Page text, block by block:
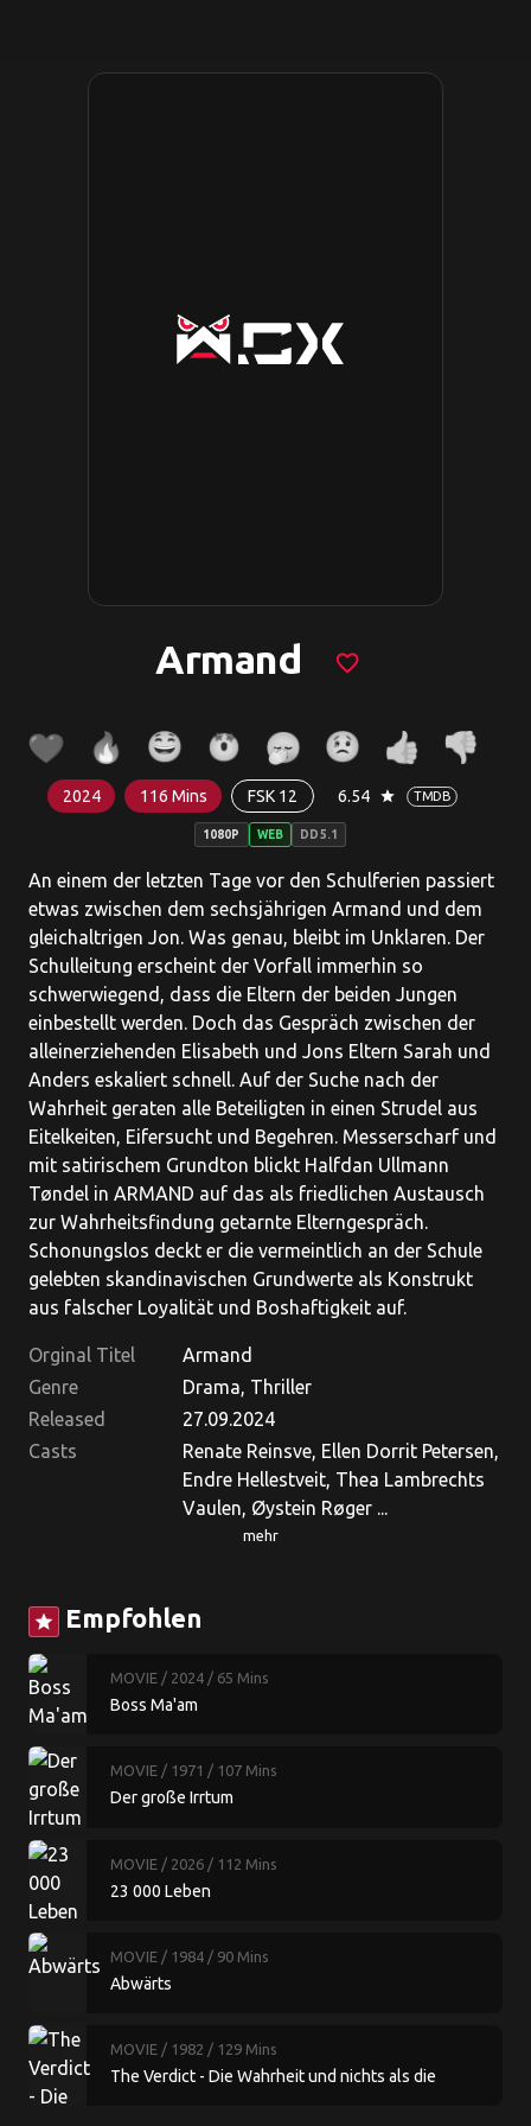
Armand favorite_border
2024 116 Mins FSK 12 6.54 star TMDB
1080P WEB DD5.1
An einem der letzten Tage vor den Schulferien passiert
etwas zwischen dem sechsjährigen Armand und dem
gleichaltrigen Jon. Was genau, bleibt im Unklaren. Der
Schulleitung erscheint der Vorfall immerhin so
schwerwiegend, dass die Eltern der beiden Jungen
einbestellt werden. Doch das Gespräch zwischen der
alleinerziehenden Elisabeth und Jons Eltern Sarah und
Anders eskaliert schnell. Auf der Suche nach der
Wahrheit geraten alle Beteiligten in einen Strudel aus
Eitelkeiten, Eifersucht und Begehren. Messerscharf und
mit satirischem Grundton blickt Halfdan Ullmann
Tøndel in ARMAND auf das als friedlichen Austausch
zur Wahrheitsfindung getarnte Elterngespräch.
Schonungslos deckt er die vermeintlich an der Schule
gelebten skandinavischen Grundwerte als Konstrukt
aus falscher Loyalität und Boshaftigkeit auf.
Orginal Titel
Armand
Genre
Drama, Thriller
Released
27.09.2024
Casts
Renate Reinsve, Ellen Dorrit Petersen,
Endre Hellestveit, Thea Lambrechts
Vaulen, Øystein Røger ...
mehr
star Empfohlen
MOVIE / 2024 / 65 Mins
Boss Ma'am
MOVIE / 1971 / 107 Mins
Der große Irrtum
MOVIE / 2026 / 112 Mins
23 000 Leben
MOVIE / 1984 / 90 Mins
Abwärts
MOVIE / 1982 / 129 Mins
The Verdict - Die Wahrheit und nichts als die